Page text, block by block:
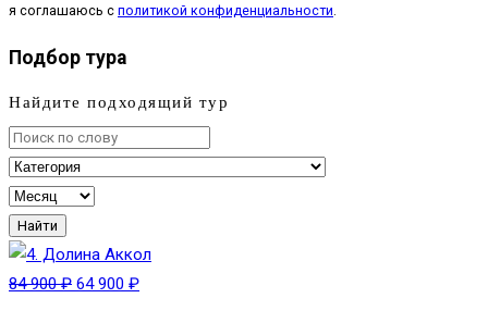
я соглашаюсь с политикой конфиденциальности
Подбор тура
Найдите подходящий тур
Найти
84 900₽ 64 900 ₽